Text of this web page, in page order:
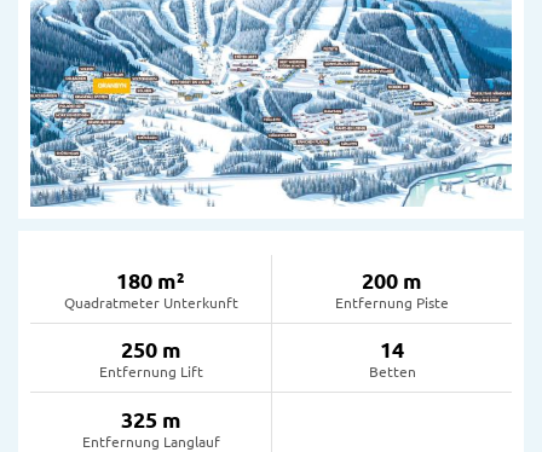
180 m²
Quadratmeter Unterkunft
200 m
Entfernung Piste
250 m
Entfernung Lift
14
Betten
325 m
Entfernung Langlauf